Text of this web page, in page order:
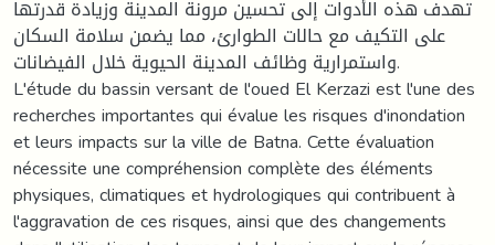
تهدف هذه الأدوات إلى تحسين مرونة المدينة وزيادة قدرتها
على التكيف مع حالات الطوارئ، مما يضمن سلامة السكان
واستمرارية وظائف المدينة الحيوية خلال الفيضانات.
L'étude du bassin versant de l'oued El Kerzazi est l'une des
recherches importantes qui évalue les risques d'inondation
et leurs impacts sur la ville de Batna. Cette évaluation
nécessite une compréhension complète des éléments
physiques, climatiques et hydrologiques qui contribuent à
l'aggravation de ces risques, ainsi que des changements